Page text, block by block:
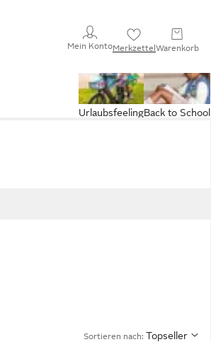
Mein KontoMerkzettelWarenkorb
Back to School
Urlaubsfeeling
Sortieren nach: Topseller